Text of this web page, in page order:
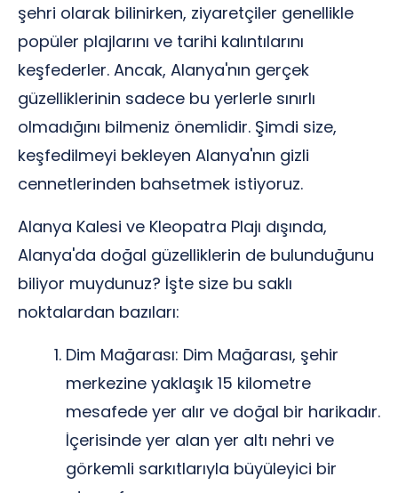
şehri olarak bilinirken, ziyaretçiler genellikle
popüler plajlarını ve tarihi kalıntılarını
keşfederler. Ancak, Alanya'nın gerçek
güzelliklerinin sadece bu yerlerle sınırlı
olmadığını bilmeniz önemlidir. Şimdi size,
keşfedilmeyi bekleyen Alanya'nın gizli
cennetlerinden bahsetmek istiyoruz.
Alanya Kalesi ve Kleopatra Plajı dışında,
Alanya'da doğal güzelliklerin de bulunduğunu
biliyor muydunuz? İşte size bu saklı
noktalardan bazıları:
Dim Mağarası: Dim Mağarası, şehir
merkezine yaklaşık 15 kilometre
mesafede yer alır ve doğal bir harikadır.
İçerisinde yer alan yer altı nehri ve
görkemli sarkıtlarıyla büyüleyici bir